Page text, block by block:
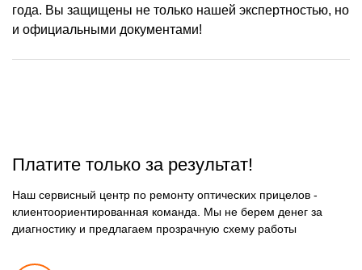
года. Вы защищены не только нашей экспертностью, но
и официальными документами!
Платите только за результат!
Наш сервисный центр по ремонту оптических прицелов -
клиентоориентированная команда. Мы не берем денег за
диагностику и предлагаем прозрачную схему работы